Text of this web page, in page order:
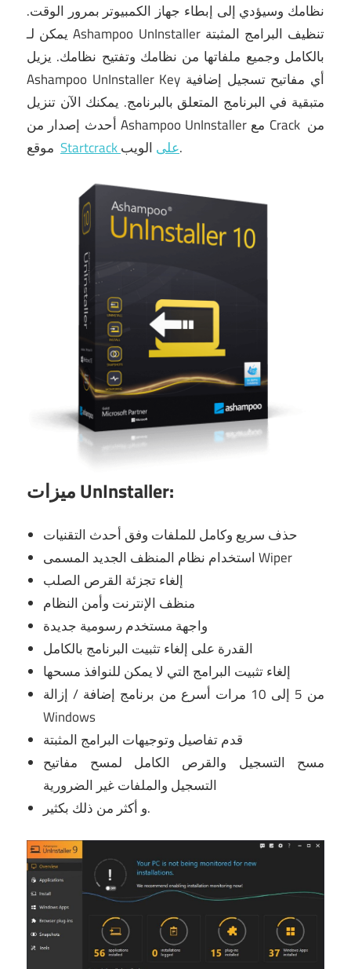
نظامك وسيؤدي إلى إبطاء جهاز الكمبيوتر بمرور الوقت.
يمكن لـ Ashampoo UnInstaller تنظيف البرامج المثبتة
بالكامل وجميع ملفاتها من نظامك وتفتيح نظامك. يزيل
Ashampoo UnInstaller Key أي مفاتيح تسجيل إضافية
متبقية في البرنامج المتعلق بالبرنامج. يمكنك الآن تنزيل
أحدث إصدار من Ashampoo UnInstaller مع Crack من
Startcrack علىالويب.
ميزات UnInstaller:
حذف سريع وكامل للملفات وفق أحدث التقنيات
استخدام نظام المنظف الجديد المسمى Wiper
إلغاء تجزئة القرص الصلب
منظف ​​الإنترنت وأمن النظام
واجهة مستخدم رسومية جديدة
القدرة على إلغاء تثبيت البرنامج بالكامل
إلغاء تثبيت البرامج التي لا يمكن للنوافذ مسحها
من 5 إلى 10 مرات أسرع من برنامج إضافة / إزالة
Windows
قدم تفاصيل وتوجيهات البرامج المثبتة
مسح التسجيل والقرص الكامل لمسح مفاتيح
التسجيل والملفات غير الضرورية
و أكثر من ذلك بكثير.